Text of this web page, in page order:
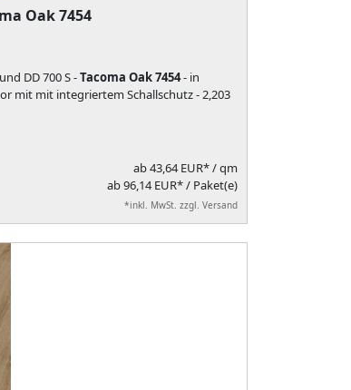
Oak 7454
DD 700 S -Tacoma Oak 7454- in
mit mit integriertem Schallschutz - 2,203
ab43,64 EUR*/ qm
ab 96,14 EUR* / Paket(e)
*inkl. MwSt. zzgl. Versand